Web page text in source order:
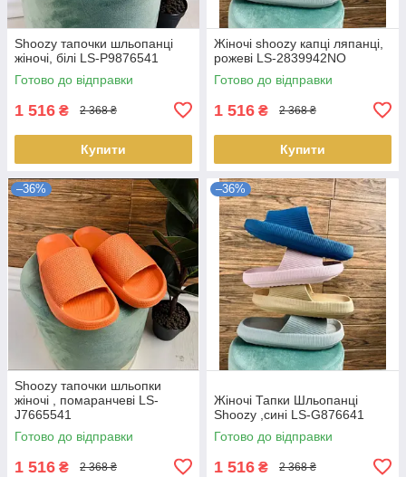
Shoozy тапочки шльопанці
жіночі, білі LS-P9876541
Готово до відправки
1 516 ₴ 2 368 ₴
Купити
Жіночі shoozy капці ляпанці,
рожеві LS-2839942NO
Готово до відправки
1 516 ₴ 2 368 ₴
Купити
–36%
Shoozy тапочки шльопки
жіночі , помаранчеві LS-
J7665541
Готово до відправки
1 516 ₴ 2 368 ₴
–36%
Жіночі Тапки Шльопанці
Shoozy ,сині LS-G876641
Готово до відправки
1 516 ₴ 2 368 ₴